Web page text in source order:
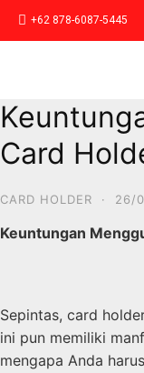
+62 878-6087-5445
Card
CARD HOLDER · 26/
Keuntungan
Sepintas, card
ini pun memiliki
mengapa Anda